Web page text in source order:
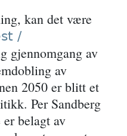
kan det være
/
gjennomgang av
av
2050 er blitt et
Per Sandberg
belagt av